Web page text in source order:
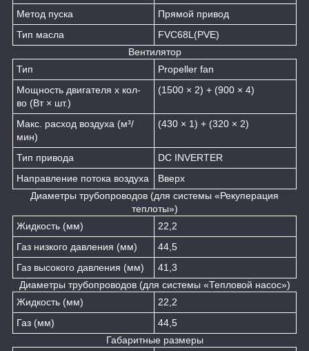
Метод пуска
Прямой привод
Тип масла
FVC68L(PVE)
Вентилятор
Тип
Propeller fan
Мощность двигателя х кол-
во (Вт × шт.)
(1500 × 2) + (900 × 4)
Макс. расход воздуха (м³/
мин)
(430 × 1) + (320 × 2)
Тип привода
DC INVERTER
Направление потока воздуха
Вверх
Диаметры трубопроводов (для системы «Рекуперация
теплоты»)
Жидкость (мм)
22,2
Газ низкого давления (мм)
44,5
Газ высокого давления (мм)
41,3
Диаметры трубопроводов (для системы «Тепловой насос»)
Жидкость (мм)
22,2
Газ (мм)
44,5
Габаритные размеры